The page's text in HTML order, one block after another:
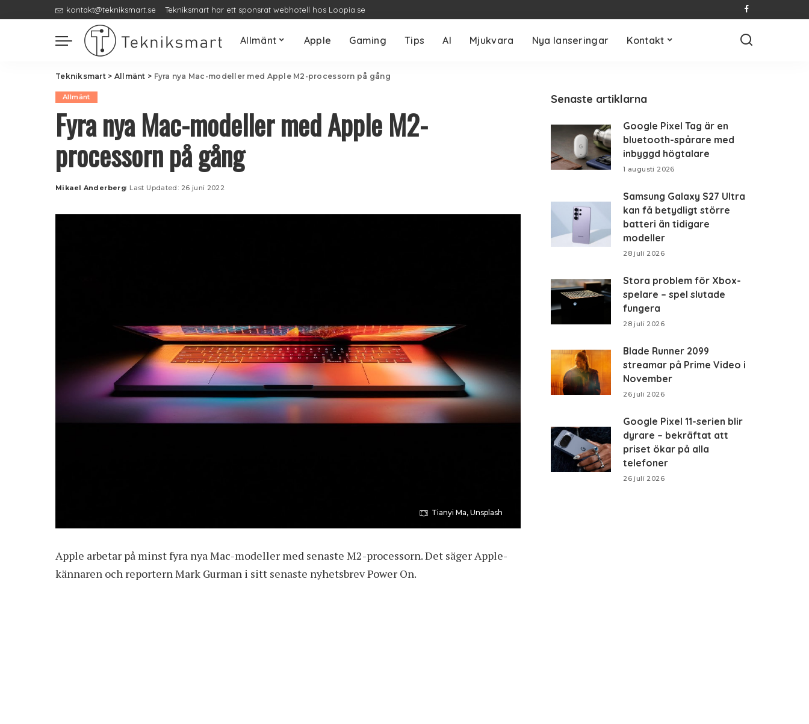
kontakt@tekniksmart.se Tekniksmart har ett sponsrat webhotell hos Loopia.se
Allmänt Apple Gaming Tips AI Mjukvara Nya lanseringar Kontakt
Tekniksmart> Allmänt > Fyra nya Mac-modeller med Apple M2-processorn på gång
Allmänt
Fyra nya Mac-modeller med Apple M2-
processorn på gång
Posted
Mikael Anderberg Last Updated: 26 juni 2022
Tianyi Ma, Unsplash
Apple arbetar på minst fyra nya Mac-modeller med senaste M2-processorn. Det säger Apple-
kännaren och reportern Mark Gurman i sitt senaste nyhetsbrev Power On.
Senaste artiklarna
Google Pixel Tag är en
bluetooth-spårare med
inbyggd högtalare
1 augusti 2026
Samsung Galaxy S27 Ultra
kan få betydligt större
batteri än tidigare
modeller
28 juli 2026
Stora problem för Xbox-
spelare – spel slutade
fungera
28 juli 2026
Blade Runner 2099
streamar på Prime Video i
November
26 juli 2026
Google Pixel 11-serien blir
dyrare – bekräftat att
priset ökar på alla
telefoner
26 juli 2026